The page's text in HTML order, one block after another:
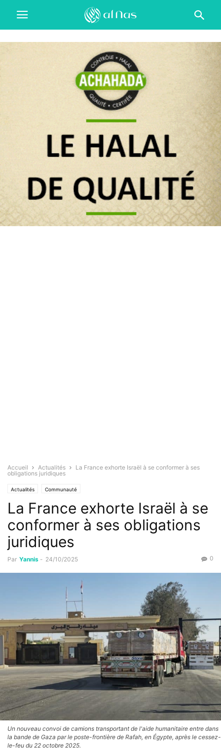
Accueil Actualités
La France exhorte Israël à se conformer à ses
obligations juridiques
Actualités Communauté
La France exhorte Israël à se
conformer à ses obligations
juridiques
Par Yannis - 24/10/2025 0
Un nouveau convoi de camions transportant de l'aide humanitaire entre dans
la bande de Gaza par le poste-frontière de Rafah, en Égypte, après le cessez-
le-feu du 22 octobre 2025.